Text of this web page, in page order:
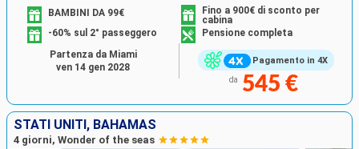
Pagamento in 4X
BAMBINI DA 99€
Fino a 900€ di sconto per
cabina
-60% sul 2° passeggero
Pensione completa
da 545 €
Partenza da Miami
ven 14 gen 2028
STATI UNITI, BAHAMAS
4 giorni, Wonder of the seas